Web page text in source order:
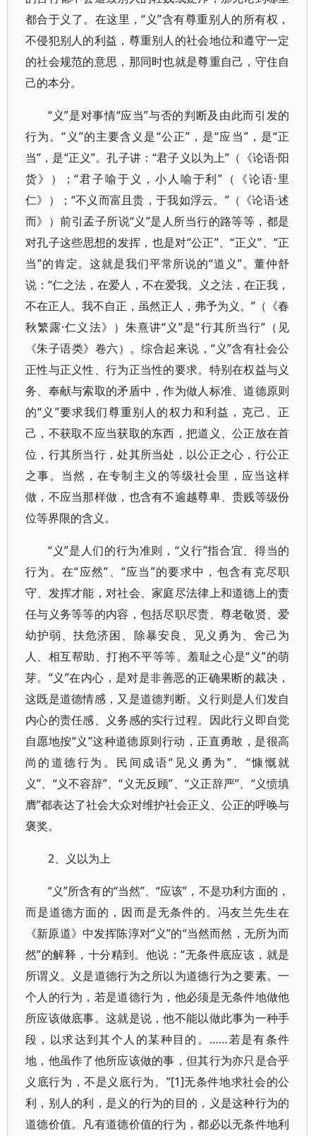
都合于义了。在这里，“义”含有尊重别人的所有权，
不侵犯别人的利益，尊重别人的社会地位和遵守一定
的社会规范的意思，那同时也就是尊重自己，守住自
己的本分。
“义”是对事情“应当”与否的判断及由此而引发的
行为。“义”的主要含义是“公正”，是“应当”，是“正
当”，是“正义”。孔子讲：“君子义以为上”（《论语·阳
货》）；“君子喻于义，小人喻于利”（《论语·里
仁》）；“不义而富且贵，于我如浮云。”（《论语·述
而》）前引孟子所说“义”是人所当行的路等等，都是
对孔子这些思想的发挥，也是对“公正”、“正义”、“正
当”的肯定。这就是我们平常所说的“道义”。董仲舒
说：“仁之法，在爱人，不在爱我。义之法，在正我，
不在正人。我不自正，虽然正人，弗予为义。”（《春
秋繁露·仁义法》）朱熹讲“义”是“行其所当行”（见
《朱子语类》卷六）。综合起来说，“义”含有社会公
正性与正义性、行为正当性的要求。特别在权益与义
务、奉献与索取的矛盾中，作为做人标准、道德原则
的“义”要求我们尊重别人的权力和利益，克己、正
己，不获取不应当获取的东西，把道义、公正放在首
位，行其所当行，处其所当处，以公正之心，行公正
之事。当然，在专制主义的等级社会里，应当这样
做，不应当那样做，也含有不逾越尊卑、贵贱等级份
位等界限的含义。
“义”是人们的行为准则，“义行”指合宜、得当的
行为。在“应然”、“应当”的要求中，包含有克尽职
守、发挥才能，对社会、家庭尽法律上和道德上的责
任与义务等等的内容，包括尽职尽责、尊老敬贤、爱
幼护弱、扶危济困、除暴安良、见义勇为、舍己为
人、相互帮助、打抱不平等等。羞耻之心是“义”的萌
芽。“义”在内心，是对是非善恶的正确果断的裁决，
这既是道德情感，又是道德判断。义行则是人们发自
内心的责任感、义务感的实行过程。因此行义即自觉
自愿地按“义”这种道德原则行动，正直勇敢，是很高
尚的道德行为。民间成语“见义勇为”、“慷慨就
义”、“义不容辞”、“义无反顾”、“义正辞严”、“义愤填
膺”都表达了社会大众对维护社会正义、公正的呼唤与
褒奖。
2、义以为上
“义”所含有的“当然”、“应该”，不是功利方面的，
而是道德方面的，因而是无条件的。冯友兰先生在
《新原道》中发挥陈淳对“义”的“当然而然，无所为而
然”的解释，十分精到。他说：“无条件底应该，就是
所谓义。义是道德行为之所以为道德行为之要素。一
个人的行为，若是道德行为，他必须是无条件地做他
所应该做底事。这就是说，他不能以做此事为一种手
段，以求达到其个人的某种目的。……若是有条件
地，他虽作了他所应该做的事，但其行为亦只是合乎
义底行为，不是义底行为。”[1]无条件地求社会的公
利，别人的利，是义的行为的目的，义是这种行为的
道德价值。凡有道德价值的行为，都必以无条件地利